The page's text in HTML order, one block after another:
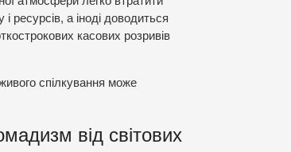
ресурсів, а іноді доводиться
касових розривів
спілкування може
від світових